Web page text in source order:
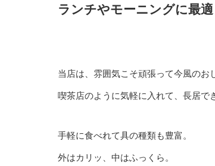
ランチやモーニングに最
当店は、雰囲気こそ頑張って今風のお
喫茶店のように気軽に入れて、長居で
手軽に食べれて具の種類も豊富。
外はカリッ、中はふっくら。